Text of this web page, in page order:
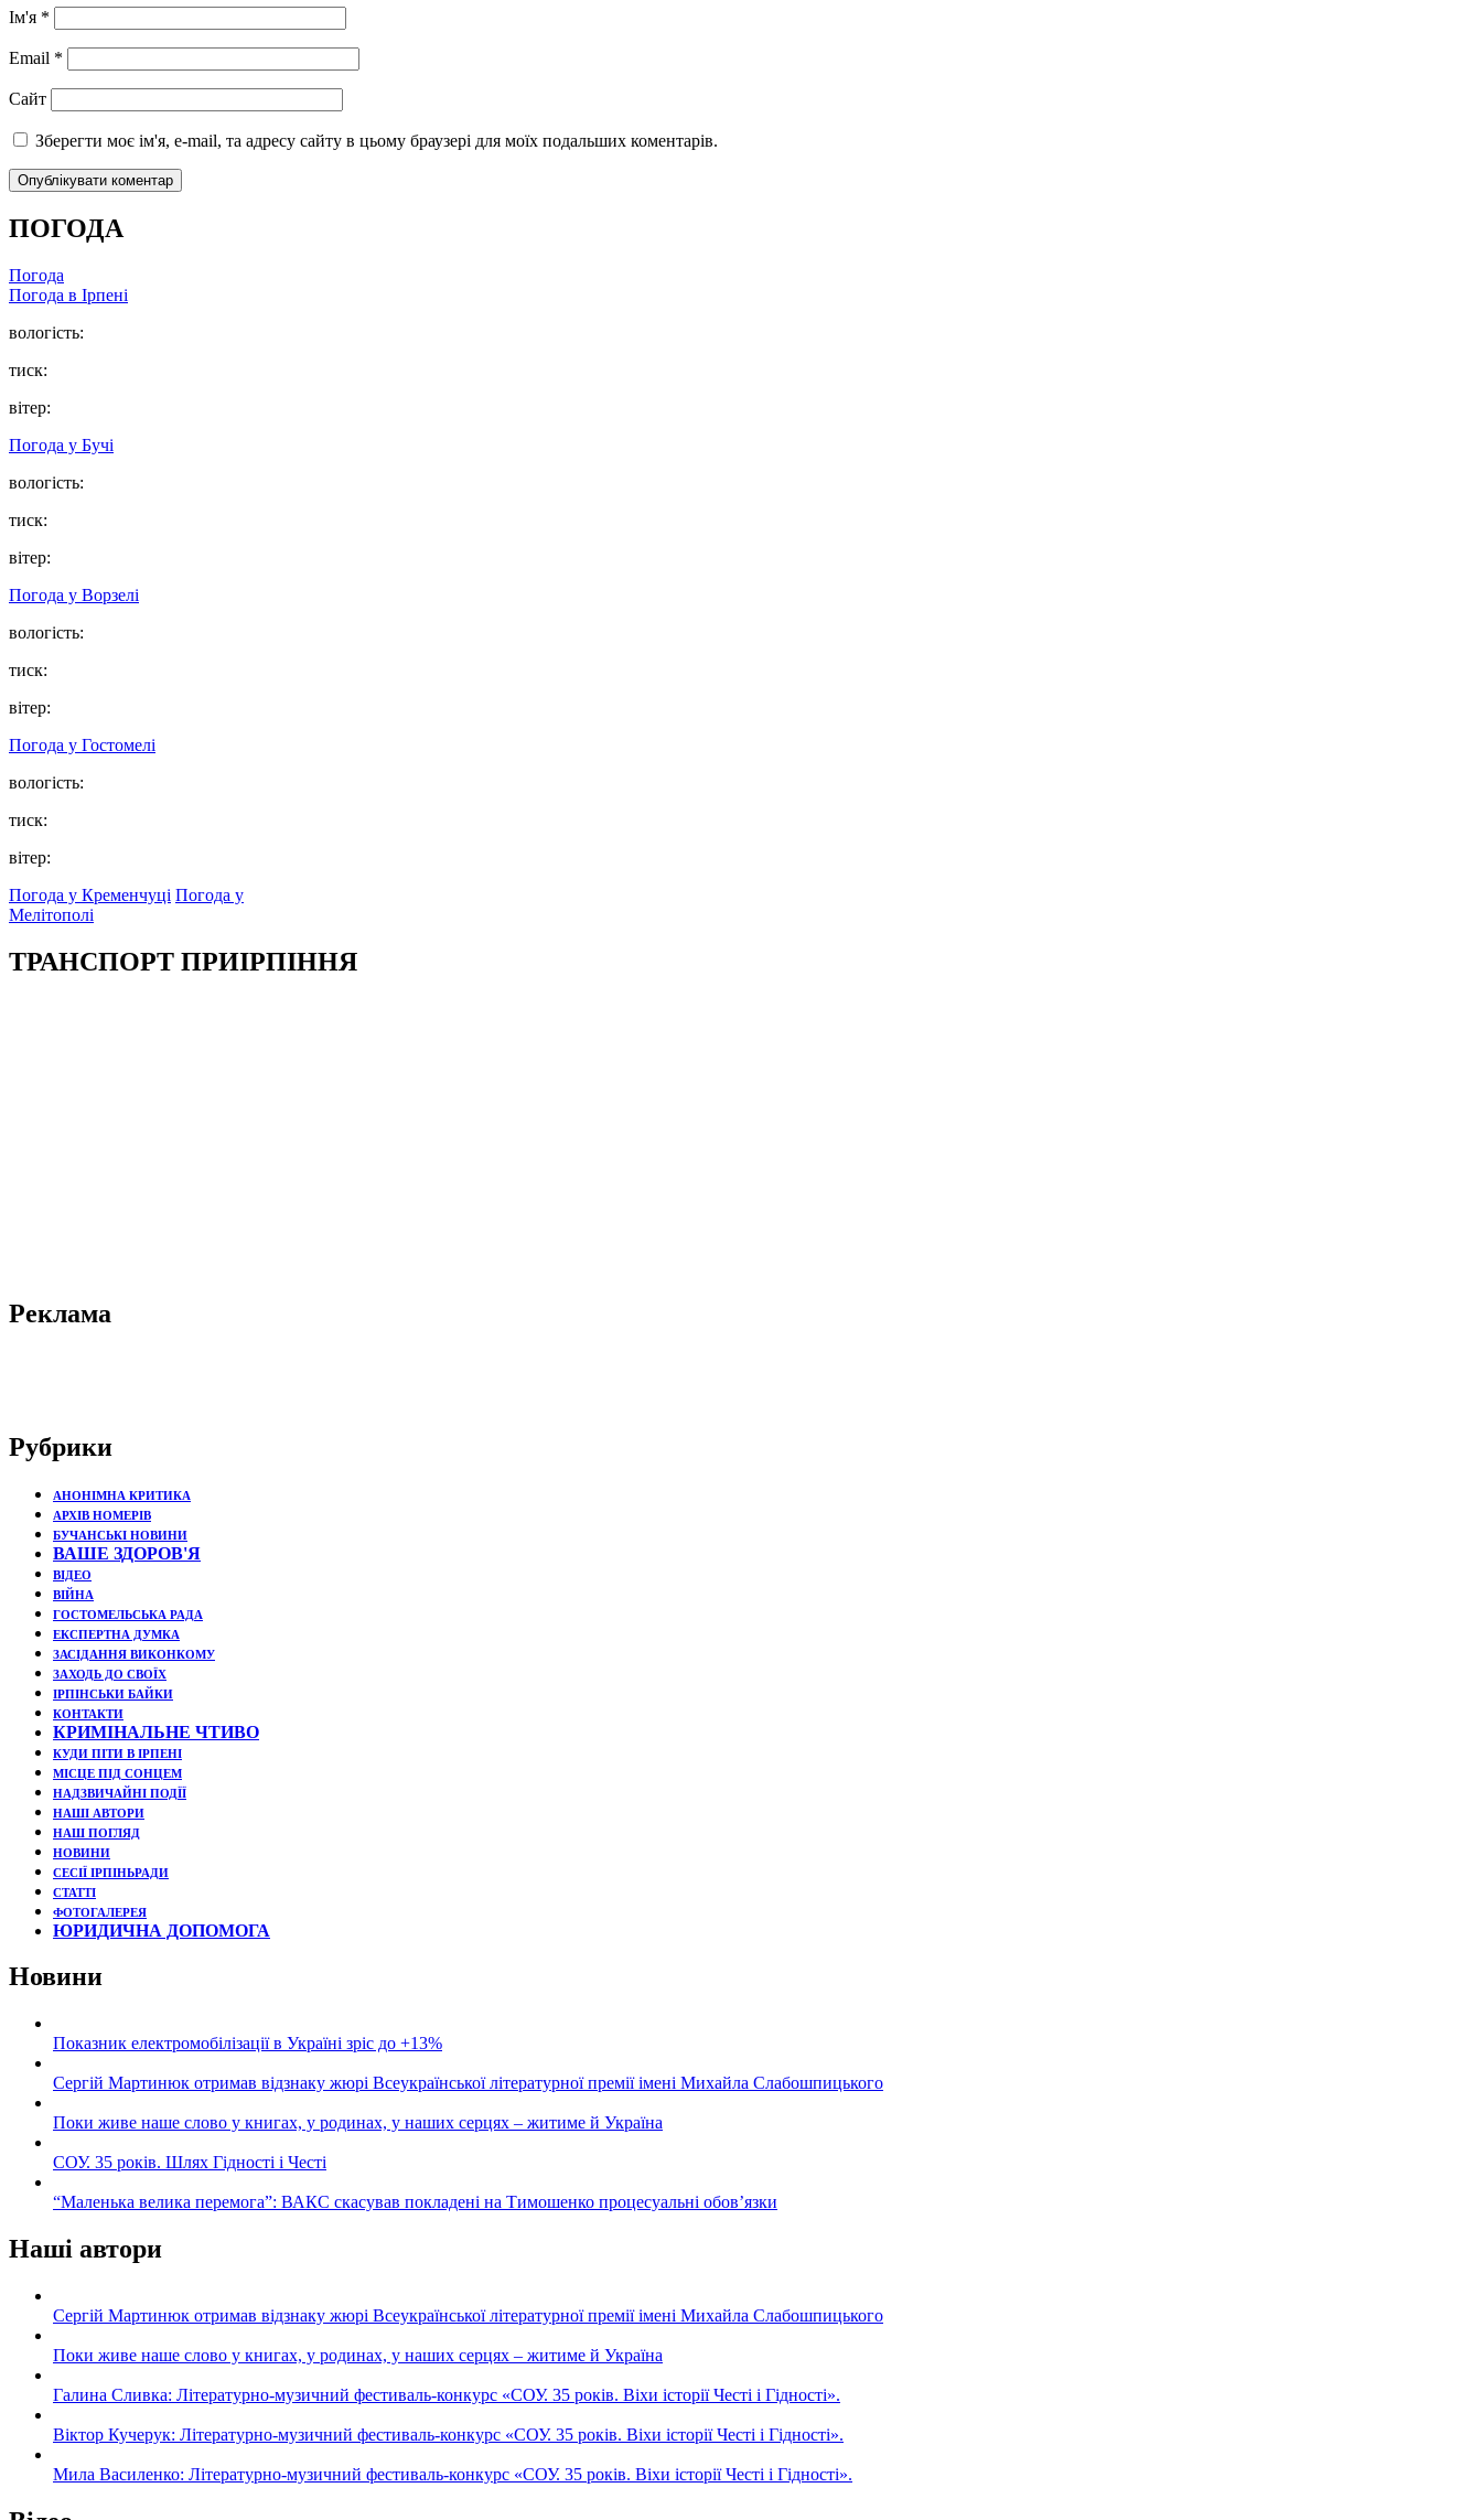
Ім'я *
Email *
Сайт
Зберегти моє ім'я, e-mail, та адресу сайту в цьому браузері для моїх подальших коментарів.
ПОГОДА
Погода
Погода в Ірпені
вологість:
тиск:
вітер:
Погода у Бучі
вологість:
тиск:
вітер:
Погода у Ворзелі
вологість:
тиск:
вітер:
Погода у Гостомелі
вологість:
тиск:
вітер:
Погода у Кременчуці Погода у
Мелітополі
ТРАНСПОРТ ПРИІРПІННЯ
Реклама
Рубрики
АНОНІМНА КРИТИКА
АРХІВ НОМЕРІВ
БУЧАНСЬКІ НОВИНИ
ВАШЕ ЗДОРОВ'Я
ВІДЕО
ВІЙНА
ГОСТОМЕЛЬСЬКА РАДА
ЕКСПЕРТНА ДУМКА
ЗАСІДАННЯ ВИКОНКОМУ
ЗАХОДЬ ДО СВОЇХ
ІРПІНСЬКИ БАЙКИ
КОНТАКТИ
КРИМІНАЛЬНЕ ЧТИВО
КУДИ ПІТИ В ІРПЕНІ
МІСЦЕ ПІД СОНЦЕМ
НАДЗВИЧАЙНІ ПОДЇЇ
НАШІ АВТОРИ
НАШ ПОГЛЯД
НОВИНИ
СЕСІЇ ІРПІНЬРАДИ
СТАТТІ
ФОТОГАЛЕРЕЯ
ЮРИДИЧНА ДОПОМОГА
Новини
Показник електромобілізації в Україні зріс до +13%
Сергій Мартинюк отримав відзнаку жюрі Всеукраїнської літературної премії імені Михайла Слабошпицького
Поки живе наше слово у книгах, у родинах, у наших серцях – житиме й Україна
СОУ. 35 років. Шлях Гідності і Честі
“Маленька велика перемога”: ВАКС скасував покладені на Тимошенко процесуальні обов’язки
Наші автори
Сергій Мартинюк отримав відзнаку жюрі Всеукраїнської літературної премії імені Михайла Слабошпицького
Поки живе наше слово у книгах, у родинах, у наших серцях – житиме й Україна
Галина Сливка: Літературно-музичний фестиваль-конкурс «СОУ. 35 років. Віхи історії Честі і Гідності».
Віктор Кучерук: Літературно-музичний фестиваль-конкурс «СОУ. 35 років. Віхи історії Честі і Гідності».
Мила Василенко: Літературно-музичний фестиваль-конкурс «СОУ. 35 років. Віхи історії Честі і Гідності».